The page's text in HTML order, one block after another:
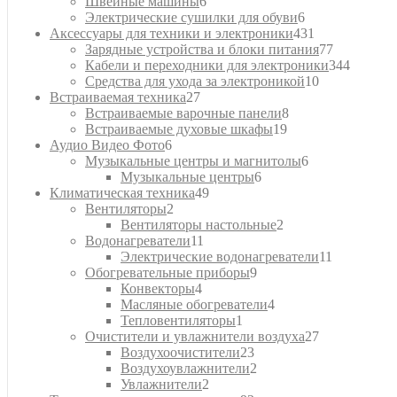
товаров
Электрические сушилки для обуви66
товаров
Аксессуары для техники и электроники431
товар
Зарядные устройства и блоки питания7777
товаров
Кабели и переходники для электроники344344
Средства для ухода за электроникой1010
Встраиваемая техника2727
товаров
Встраиваемые варочные панели88
Встраиваемые духовые шкафы1919
Аудио Видео Фото66
товаров
Музыкальные центры и магнитолы66
Музыкальные центры66
Климатическая техника4949
Вентиляторы2
товара
Вентиляторы настольные2
Водонагреватели11
товаров
Электрические водонагреватели11
Обогревательные приборы99
Конвекторы44
товара
Масляные обогреватели44
Тепловентиляторы1
товар
Очистители и увлажнители воздуха2727
Воздухоочистители2323
товара
Воздухоувлажнители2
Увлажнители2